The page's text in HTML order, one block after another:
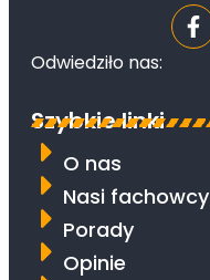
Odwiedziło nas:
Szybkie linki
O nas
Nasi fachowcy
Porady
Opinie